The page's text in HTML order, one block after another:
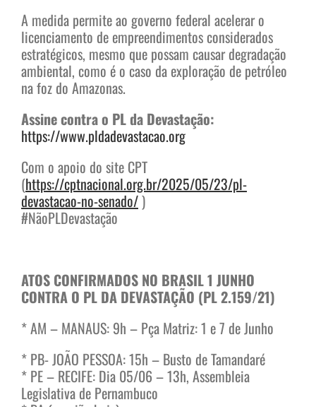
A medida permite ao governo federal acelerar o
licenciamento de empreendimentos considerados
estratégicos, mesmo que possam causar degradação
ambiental, como é o caso da exploração de petróleo
na foz do Amazonas.
Assine contra o PL da Devastação:
https://www.pldadevastacao.org
Com o apoio do site CPT
(https://cptnacional.org.br/2025/05/23/pl-
devastacao-no-senado/)
#NãoPLDevastação
ATOS CONFIRMADOS NO BRASIL 1 JUNHO
CONTRA O PL DA DEVASTAÇÃO (PL 2.159/21)
* AM – MANAUS: 9h – Pça Matriz: 1 e 7 de Junho
* PB- JOÃO PESSOA: 15h – Busto de Tamandaré
* PE – RECIFE: Dia 05/06 – 13h, Assembleia
Legislativa de Pernambuco